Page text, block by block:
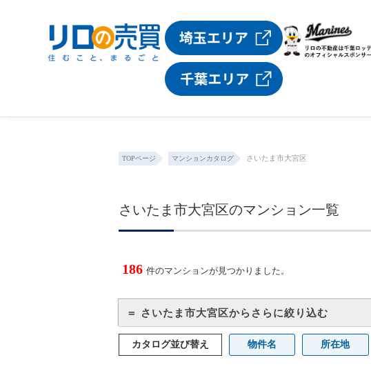
TOPページ マンションカタログ さいたま市大宮区
さいたま市大宮区のマンション一覧
186 件のマンションが見つかりました。
＝ さいたま市大宮区からさらに絞り込む
カタログ並び替え 物件名 所在地